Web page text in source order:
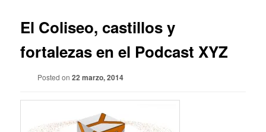
El Coliseo, castillos y
fortalezas en el Podcast XYZ
Posted on 22 marzo, 2014